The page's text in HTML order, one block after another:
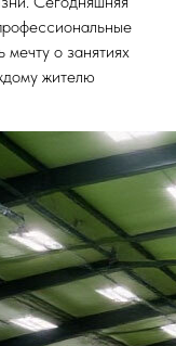
о занятиях
жителю